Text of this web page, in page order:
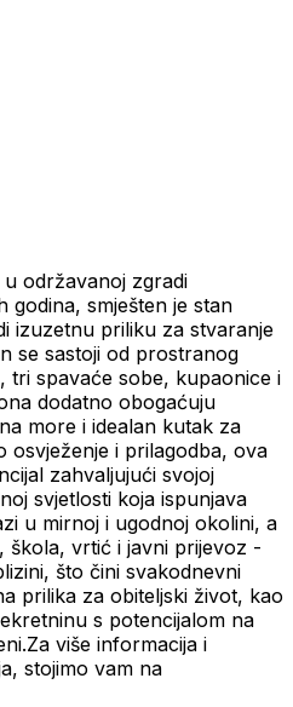
održavanoj zgradi
smješten je stan
izuzetnu priliku za stvaranje
se sastoji od prostranog
tri spavaće sobe, kupaonice i
dodatno obogaćuju
more i idealan kutak za
osvježenje i prilagodba, ova
zahvaljujući svojoj
svjetlosti koja ispunjava
u mirnoj i ugodnoj okolini, a
škola, vrtić i javni prijevoz -
što čini svakodnevni
prilika za obiteljski život, kao
s potencijalom na
više informacija i
stojimo vam na